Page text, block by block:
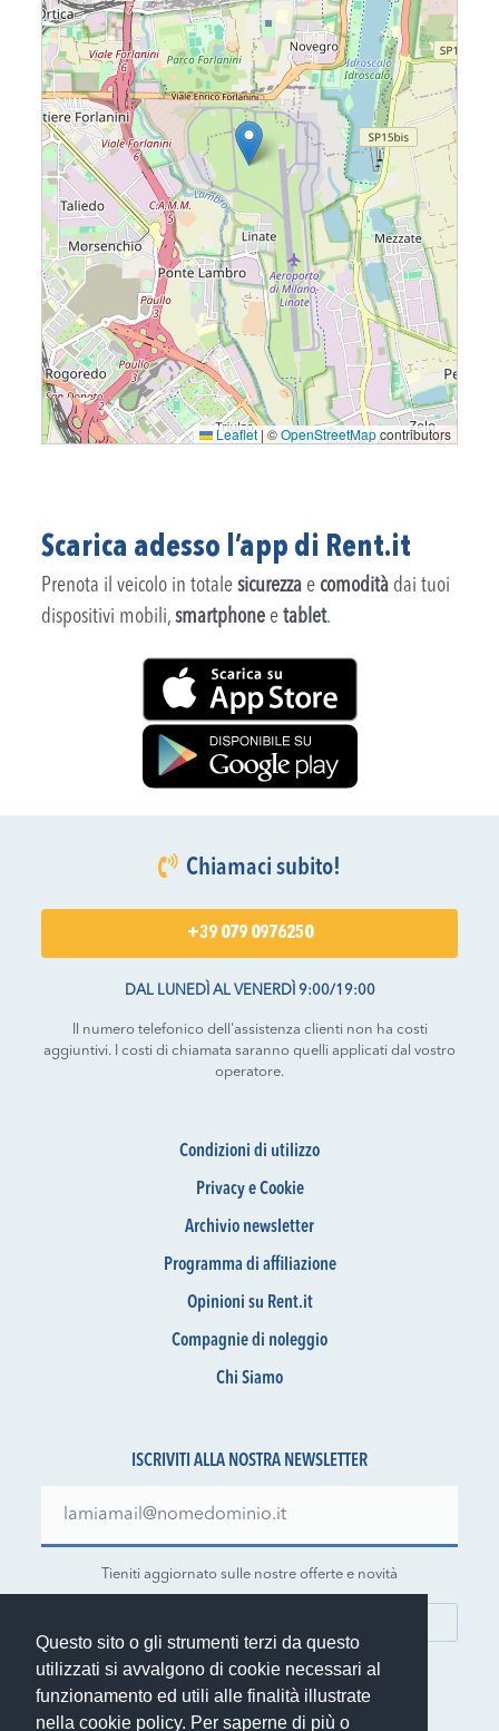
Questo sito o gli strumenti terzi da questo
utilizzati si avvalgono di cookie necessari al
funzionamento ed utili alle finalità illustrate
nella cookie policy. Per saperne di più o
Leaflet|©OpenStreetMapcontributors
Scarica adesso l’app di Rent.it
Prenota il veicolo in totalesicurezza e comodità dai tuoi
dispositivi mobili,smartphone etablet.
Chiamaci subito!
+39 079 0976250
DAL LUNEDÌ AL VENERDÌ 9:00/19:00
Il numero telefonico dell'assistenza clienti non ha costi
aggiuntivi. I costi di chiamata saranno quelli applicati dal vostro
operatore.
Condizioni di utilizzo
Privacy e Cookie
Archivio newsletter
Programma di affiliazione
Opinioni su Rent.it
Compagnie di noleggio
Chi Siamo
ISCRIVITI ALLA NOSTRA NEWSLETTER
Tieniti aggiornato sulle nostre offerte e novità